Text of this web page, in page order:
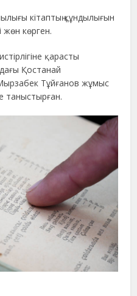
кітаптың құндылығын
жөн көрген.
қарасты
Қостанай
Тұйғанов жұмыс
таныстырған.